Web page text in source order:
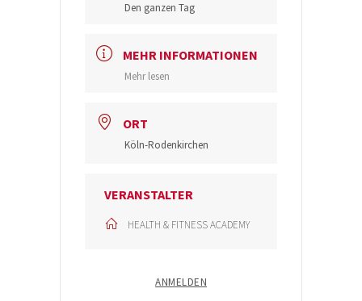
Den ganzen Tag
MEHR INFORMATIONEN
Mehr lesen
ORT
Köln-Rodenkirchen
VERANSTALTER
HEALTH & FITNESS ACADEMY
ANMELDEN